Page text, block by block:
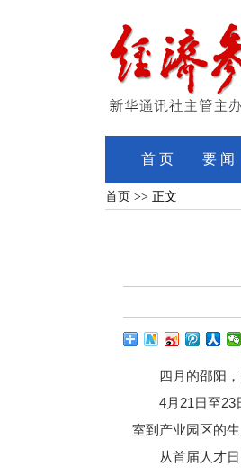
首 页 要 闻
首页 >> 正文
四月的邵阳，
4月21日至23日
室到产业园区的
从首届人才日的